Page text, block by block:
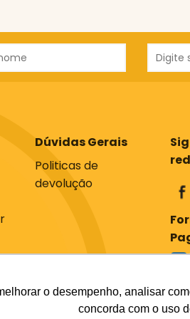
o desempenho, analisar
concorda com o uso
Dúvidas Gerais
Politicas de
devolução